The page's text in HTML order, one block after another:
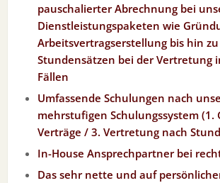
pauschalierter Abrechnung bei
Dienstleistungspaketen wie
Arbeitsvertragserstellung bis hin
Stundensätzen bei der Vertretung
Fällen
Umfassende Schulungen nach
mehrstufigen Schulungssystem (1.
Verträge / 3. Vertretung nach
In-House Ansprechpartner bei
Das sehr nette und auf